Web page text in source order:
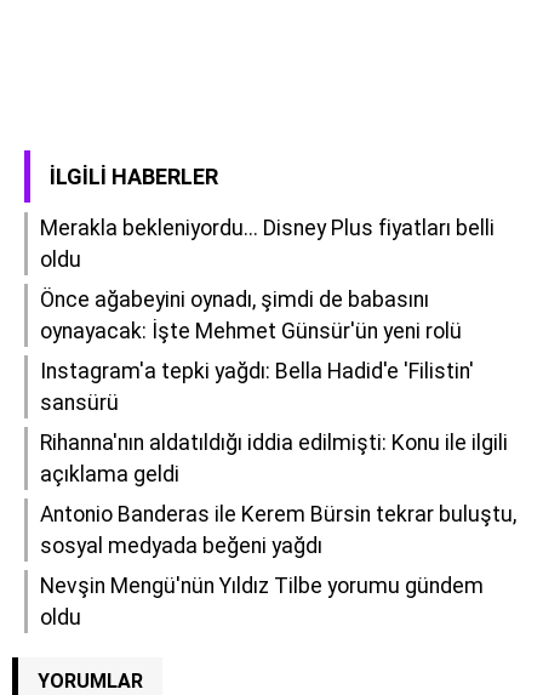
İLGILI HABERLER
Merakla bekleniyordu... Disney Plus fiyatları belli
oldu
Önce ağabeyini oynadı, şimdi de babasını
oynayacak: İşte Mehmet Günsür'ün yeni rolü
Instagram'a tepki yağdı: Bella Hadid'e 'Filistin'
sansürü
Rihanna'nın aldatıldığı iddia edilmişti: Konu ile ilgili
açıklama geldi
Antonio Banderas ile Kerem Bürsin tekrar buluştu,
sosyal medyada beğeni yağdı
Nevşin Mengü'nün Yıldız Tilbe yorumu gündem
oldu
YORUMLAR